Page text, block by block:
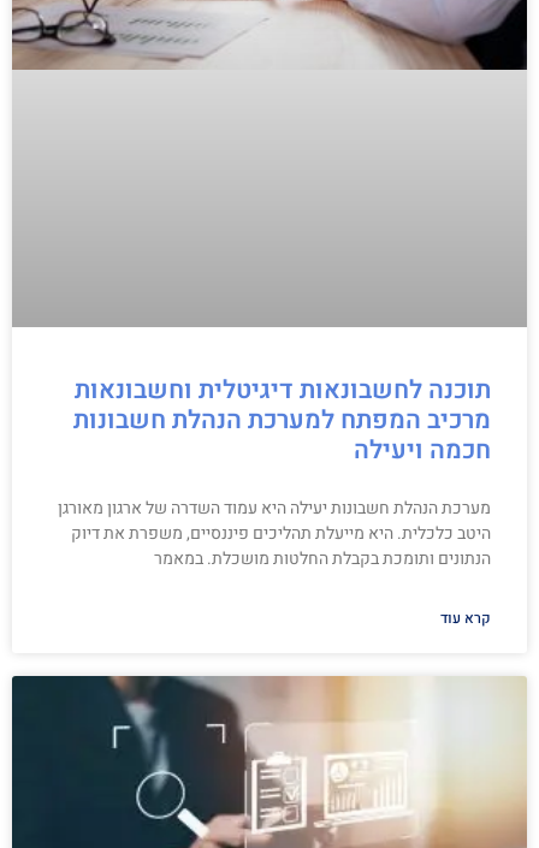
תוכנה לחשבונאות דיגיטלית וחשבונאות
מרכיב המפתח למערכת הנהלת חשבונות
חכמה ויעילה
מערכת הנהלת חשבונות יעילה היא עמוד השדרה של ארגון מאורגן
היטב כלכלית. היא מייעלת תהליכים פיננסיים, משפרת את דיוק
הנתונים ותומכת בקבלת החלטות מושכלת. במאמר
קרא עוד